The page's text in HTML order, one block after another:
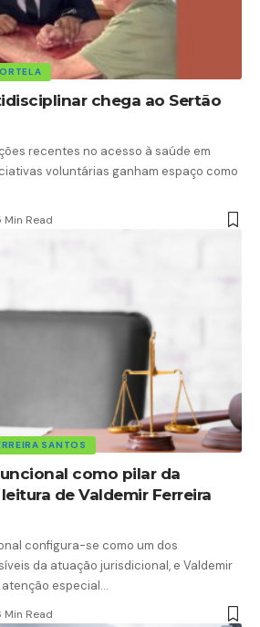
chega ao Sertão
recentes no acesso à saúde em
voluntárias ganham espaço como
Min Read
SANTOS
como pilar da
de Valdemir Ferreira
configura-se como um dos
da atuação jurisdicional, e Valdemir
especial…
Min Read